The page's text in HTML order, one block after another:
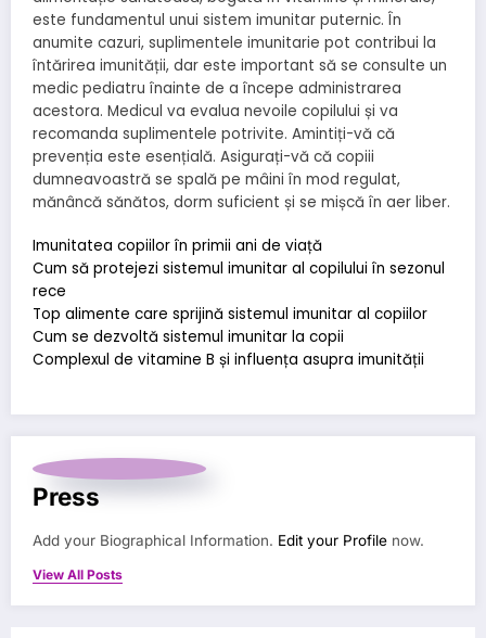
este fundamentul unui sistem imunitar puternic. În
anumite cazuri, suplimentele imunitarie pot contribui la
întărirea imunității, dar este important să se consulte un
medic pediatru înainte de a începe administrarea
acestora. Medicul va evalua nevoile copilului și va
recomanda suplimentele potrivite. Amintiți-vă că
prevenția este esențială. Asigurați-vă că copiii
dumneavoastră se spală pe mâini în mod regulat,
mănâncă sănătos, dorm suficient și se mișcă în aer liber.
Imunitatea copiilor în primii ani de viață
Cum să protejezi sistemul imunitar al copilului în sezonul
rece
Top alimente care sprijină sistemul imunitar al copiilor
Cum se dezvoltă sistemul imunitar la copii
Complexul de vitamine B și influența asupra imunității
Press
Add your Biographical Information. Edit your Profile now.
View All Posts